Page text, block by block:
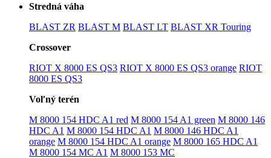
Stredná váha
BLAST ZR BLAST M BLAST LT BLAST XR Touring
Crossover
RIOT X 8000 ES QS3 RIOT X 8000 ES QS3 orange RIOT
8000 ES QS3
Voľný terén
M 8000 154 HDC A1 red M 8000 154 A1 green M 8000 146
HDC A1 M 8000 154 HDC A1 M 8000 146 HDC A1
orange M 8000 154 HDC A1 orange M 8000 165 HDC A1
M 8000 154 MC A1 M 8000 153 MC